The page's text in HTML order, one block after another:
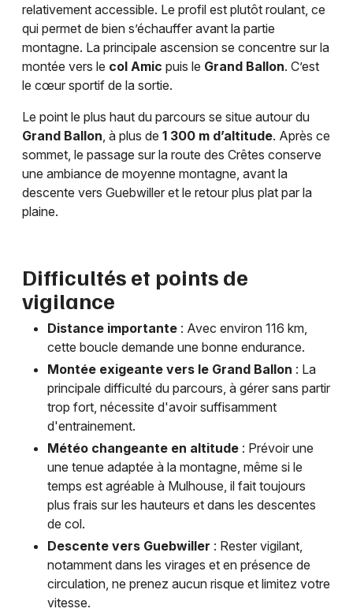
relativement accessible. Le profil est plutôt roulant, ce
qui permet de bien s’échauffer avant la partie
montagne. La principale ascension se concentre sur la
montée vers le col Amic puis le Grand Ballon. C’est
le cœur sportif de la sortie.
Le point le plus haut du parcours se situe autour du
Grand Ballon, à plus de 1 300 m d’altitude. Après ce
sommet, le passage sur la route des Crêtes conserve
une ambiance de moyenne montagne, avant la
descente vers Guebwiller et le retour plus plat par la
plaine.
Difficultés et points de
vigilance
Distance importante : Avec environ 116 km,
cette boucle demande une bonne endurance.
Montée exigeante vers le Grand Ballon : La
principale difficulté du parcours, à gérer sans partir
trop fort, nécessite d'avoir suffisamment
d'entrainement.
Météo changeante en altitude : Prévoir une
une tenue adaptée à la montagne, même si le
temps est agréable à Mulhouse, il fait toujours
plus frais sur les hauteurs et dans les descentes
de col.
Descente vers Guebwiller : Rester vigilant,
notamment dans les virages et en présence de
circulation, ne prenez aucun risque et limitez votre
vitesse.